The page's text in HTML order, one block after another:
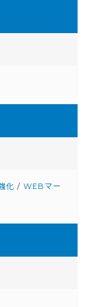
化 / WEBマー